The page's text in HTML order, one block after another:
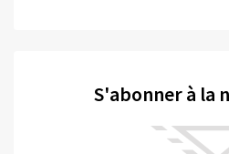
S'abonner à la